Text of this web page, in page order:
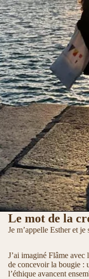
Le mot de la
Je m’appelle Esther et
J’ai imaginé Flâme avec
de concevoir la bougie :
l’éthique avancent